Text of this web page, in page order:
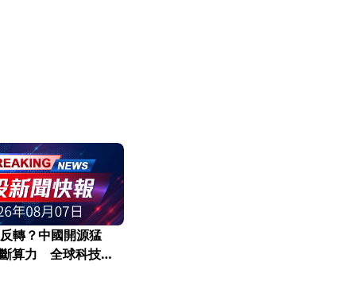
轉？中國開源猛
算力 全球科技權